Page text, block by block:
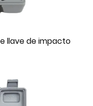
llave de impacto